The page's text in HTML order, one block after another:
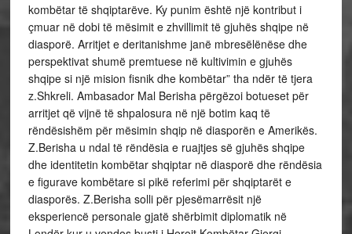
kombëtar të shqiptarëve. Ky punim është një kontribut i
çmuar në dobi të mësimit e zhvillimit të gjuhës shqipe në
diasporë. Arritjet e deritanishme janë mbresëlënëse dhe
perspektivat shumë premtuese në kultivimin e gjuhës
shqipe si një mision fisnik dhe kombëtar” tha ndër të tjera
z.Shkreli. Ambasador Mal Berisha përgëzoi botueset për
arritjet që vijnë të shpalosura në një botim kaq të
rëndësishëm për mësimin shqip në diasporën e Amerikës.
Z.Berisha u ndal të rëndësia e ruajtjes së gjuhës shqipe
dhe identitetin kombëtar shqiptar në diasporë dhe rëndësia
e figurave kombëtare si pikë referimi për shqiptarët e
diasporës. Z.Berisha solli për pjesëmarrësit një
eksperiencë personale gjatë shërbimit diplomatik në